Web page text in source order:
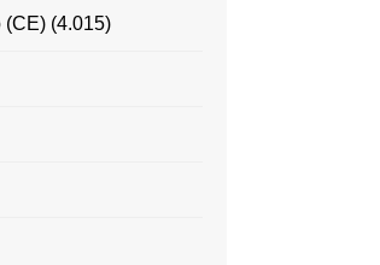
(CE)(4.015)